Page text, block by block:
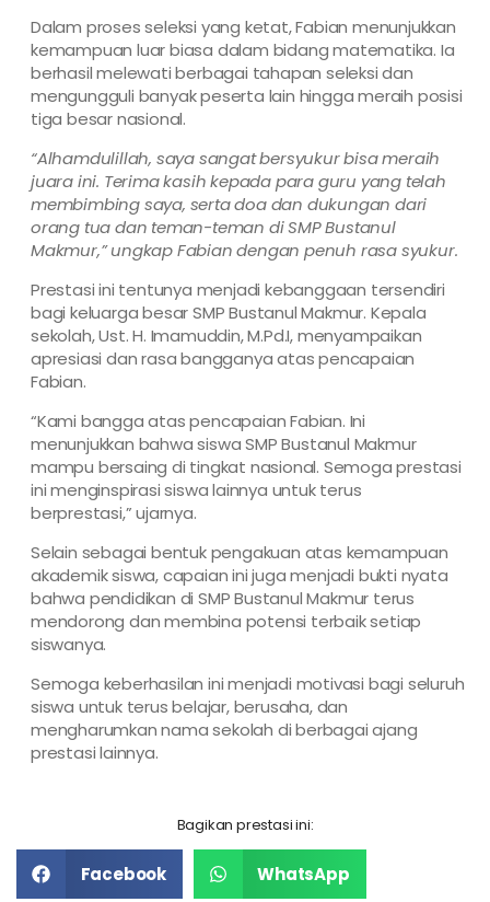
Dalam proses seleksi yang ketat, Fabian menunjukkan
kemampuan luar biasa dalam bidang matematika. Ia
berhasil melewati berbagai tahapan seleksi dan
mengungguli banyak peserta lain hingga meraih posisi
tiga besar nasional.
“Alhamdulillah, saya sangat bersyukur bisa meraih
juara ini. Terima kasih kepada para guru yang telah
membimbing saya, serta doa dan dukungan dari
orang tua dan teman-teman di SMP Bustanul
Makmur,” ungkap Fabian dengan penuh rasa syukur.
Prestasi ini tentunya menjadi kebanggaan tersendiri
bagi keluarga besar SMP Bustanul Makmur. Kepala
sekolah, Ust. H. Imamuddin, M.Pd.I, menyampaikan
apresiasi dan rasa bangganya atas pencapaian
Fabian.
“Kami bangga atas pencapaian Fabian. Ini
menunjukkan bahwa siswa SMP Bustanul Makmur
mampu bersaing di tingkat nasional. Semoga prestasi
ini menginspirasi siswa lainnya untuk terus
berprestasi,” ujarnya.
Selain sebagai bentuk pengakuan atas kemampuan
akademik siswa, capaian ini juga menjadi bukti nyata
bahwa pendidikan di SMP Bustanul Makmur terus
mendorong dan membina potensi terbaik setiap
siswanya.
Semoga keberhasilan ini menjadi motivasi bagi seluruh
siswa untuk terus belajar, berusaha, dan
mengharumkan nama sekolah di berbagai ajang
prestasi lainnya.
Bagikan prestasi ini:
Facebook WhatsApp